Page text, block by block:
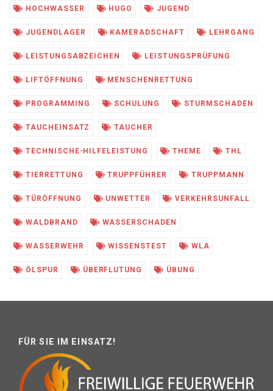
HOCHWASSER HUGO JUGEND
JUGENDLAGER KAMERADSCHAFT LEHRGANG
LEISTUNGSABZEICHEN LEISTUNGSPRÜFUNG
LIFTÖFFNUNG MENSCHENRETTUNG
PROGRAMMING SCHULUNG STURMSCHADEN
TAUCHEINSATZ TAUCHER
TECHNISCHE-HILFELEISTUNG THEME THL
TIERRETTUNG TRUPPFÜHRER TRUPPMANN
TÜRÖFFNUNG UNWETTER VERKEHRSUNFALL
WALDBRAND WASSERSCHADEN
WASSERWEHR WISSENSTEST WLA
ÖLSPUR ÜBERFLUTUNG ÜBUNG
FÜR SIE IM EINSATZ!